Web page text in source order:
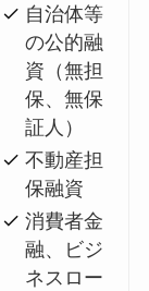
自治体等
の公的融
資（無担
保、無保
証人）
不動産担
保融資
消費者金
融、ビジ
ネスロー